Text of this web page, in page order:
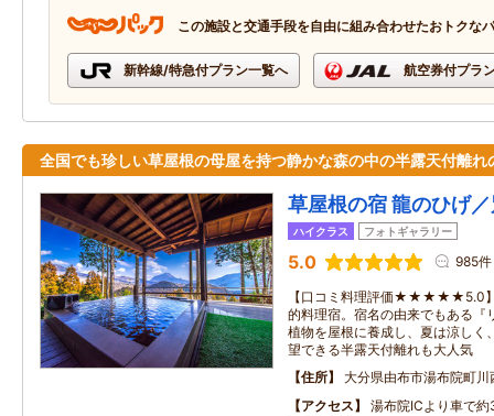
この施設と交通手段を自由に組み合わせたおトクな
新幹線/特急付プラン一覧へ 航空券付プラ
全国でも珍しい草屋根の母屋を持つ静かな森の中の半露天付離れ
草屋根の宿 龍のひげ
ハイクラス フォトギャラリー
5.0 985件
【口コミ料理評価★★★★★5.0】
的料理宿。宿名の由来でもある『
植物を屋根に養成し、夏は涼しく
望できる半露天付離れも大人気
住所
大分県由布市湯布院町
アクセス
湯布院ICより車で